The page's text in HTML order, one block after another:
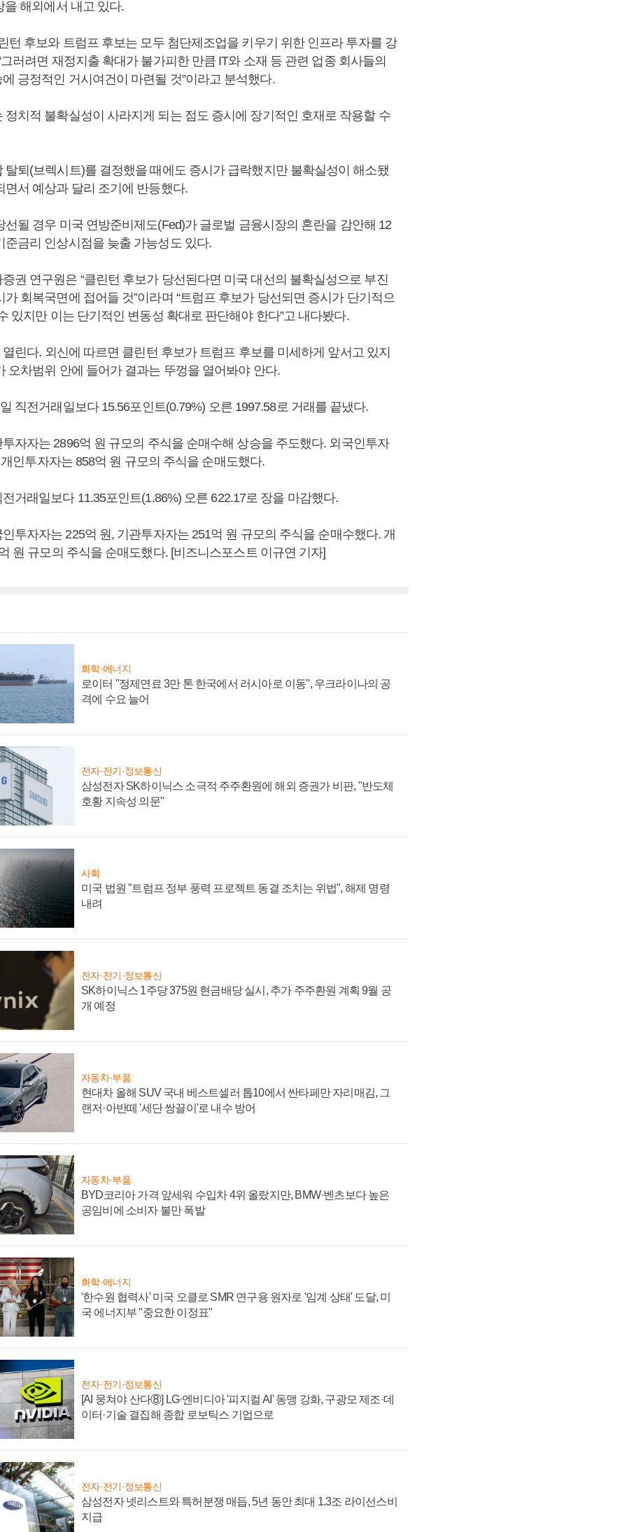
을 해외에서 내고 있다.
턴 후보와 트럼프 후보는 모두 첨단제조업을 키우기 위한 인프라 투자를 강
그러려면 재정지출 확대가 불가피한 만큼 IT와 소재 등 관련 업종 회사들의
긍정적인 거시여건이 마련될 것”이라고 분석했다.
정치적 불확실성이 사라지게 되는 점도 증시에 장기적인 호재로 작용할 수
탈퇴(브렉시트)를 결정했을 때에도 증시가 급락했지만 불확실성이 해소됐
면서 예상과 달리 조기에 반등했다.
선될 경우 미국 연방준비제도(Fed)가 글로벌 금융시장의 혼란을 감안해 12
준금리 인상시점을 늦출 가능성도 있다.
권 연구원은 “클린턴 후보가 당선된다면 미국 대선의 불확실성으로 부진
가 회복국면에 접어들 것”이라며 “트럼프 후보가 당선되면 증시가 단기적으
있지만 이는 단기적인 변동성 확대로 판단해야 한다”고 내다봤다.
린다. 외신에 따르면 클린턴 후보가 트럼프 후보를 미세하게 앞서고 있지
오차범위 안에 들어가 결과는 뚜껑을 열어봐야 안다.
직전거래일보다 15.56포인트(0.79%) 오른 1997.58로 거래를 끝냈다.
자자는 2896억 원 규모의 주식을 순매수해 상승을 주도했다. 외국인투자
인투자자는 858억 원 규모의 주식을 순매도했다.
거래일보다 11.35포인트(1.86%) 오른 622.17로 장을 마감했다.
투자자는 225억 원, 기관투자자는 251억 원 규모의 주식을 순매수했다. 개
원 규모의 주식을 순매도했다. [비즈니스포스트 이규연 기자]
화학·에너지
로이터 "정제연료 3만 톤 한국에서 러시아로 이동", 우크라이나의 공
격에 수요 늘어
전자·전기·정보통신
삼성전자 SK하이닉스 소극적 주주환원에 해외 증권가 비판, "반도체
호황 지속성 의문"
사회
미국 법원 "트럼프 정부 풍력 프로젝트 동결 조치는 위법", 해제 명령
내려
전자·전기·정보통신
SK하이닉스 1주당 375원 현금배당 실시, 추가 주주환원 계획 9월 공
개 예정
자동차·부품
현대차 올해 SUV 국내 베스트셀러 톱10에서 싼타페만 자리매김, 그
랜저·아반떼 '세단 쌍끌이'로 내수 방어
자동차·부품
BYD코리아 가격 앞세워 수입차 4위 올랐지만, BMW·벤츠보다 높은
공임비에 소비자 불만 폭발
화학·에너지
'한수원 협력사' 미국 오클로 SMR 연구용 원자로 '임계 상태' 도달, 미
국 에너지부 "중요한 이정표"
전자·전기·정보통신
[AI 뭉쳐야 산다⑧] LG·엔비디아 '피지컬 AI' 동맹 강화, 구광모 제조·데
이터·기술 결집해 종합 로보틱스 기업으로
전자·전기·정보통신
삼성전자 넷리스트와 특허분쟁 매듭, 5년 동안 최대 1.3조 라이선스비
지급